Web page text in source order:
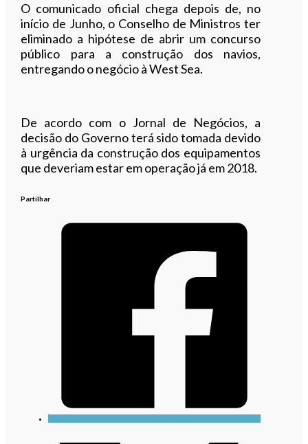
O comunicado oficial chega depois de, no
início de Junho, o Conselho de Ministros ter
eliminado a hipótese de abrir um concurso
público para a construção dos navios,
entregando o negócio à West Sea.
De acordo com o Jornal de Negócios, a
decisão do Governo terá sido tomada devido
à urgência da construção dos equipamentos
que deveriam estar em operação já em 2018.
Partilhar